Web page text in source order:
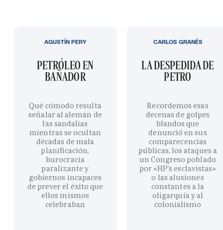
PETRÓLEO EN
BAÑADOR
Qué cómodo resulta
señalar al alemán de
las sandalias
mientras se ocultan
décadas de mala
planificación,
burocracia
paralizante y
gobiernos incapaces
de prever el éxito que
ellos mismos
celebraban
AGUSTÍN PERY
LA DESPEDIDA DE
PETRO
Recordemos esas
decenas de golpes
blandos que
denunció en sus
comparecencias
públicas, los ataques a
un Congreso poblado
por «HP’s esclavistas»
o las alusiones
constantes a la
oligarquía y al
colonialismo
CARLOS GRANÉS